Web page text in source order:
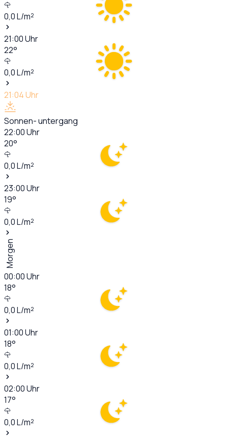
0,0L/m²
21:00Uhr
22°
0,0L/m²
21:04Uhr
Sonnen- untergang
22:00Uhr
20°
0,0L/m²
23:00Uhr
19°
0,0L/m²
Morgen
00:00Uhr
18°
0,0L/m²
01:00Uhr
18°
0,0L/m²
02:00Uhr
17°
0,0L/m²